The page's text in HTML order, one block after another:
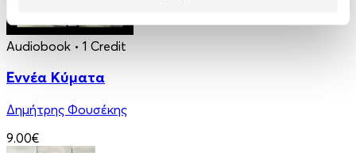
Audiobook • 1 Credit
Εννέα Κύματα
Δημήτρης Φουσέκης
9.00€